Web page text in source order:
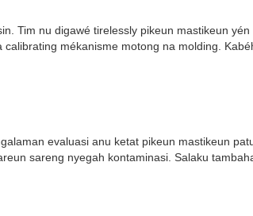
Tim nu digawé tirelessly pikeun mastikeun yén
mékanisme motong na molding.
evaluasi anu ketat pikeun mastikeun
sareng nyegah kontaminasi. Salaku